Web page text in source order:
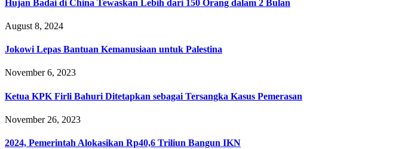
Hujan Badai di China Tewaskan Lebih dari 150 Orang dalam 2 Bulan
August 8, 2024
Jokowi Lepas Bantuan Kemanusiaan untuk Palestina
November 6, 2023
Ketua KPK Firli Bahuri Ditetapkan sebagai Tersangka Kasus Pemerasan
November 26, 2023
2024, Pemerintah Alokasikan Rp40,6 Triliun Bangun IKN